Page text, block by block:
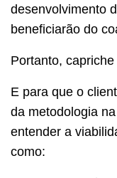
desenvolvimento
beneficiarão do
Portanto,
E para que o
da metodologia
entender a
como: